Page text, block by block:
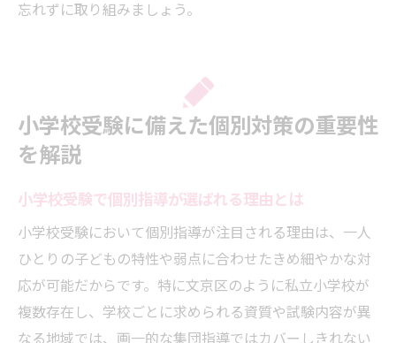
忘れずに取り組みましょう。
小学校受験に備えた個別対策の重要性
を解説
小学校受験で個別指導が選ばれる理由とは
小学校受験において個別指導が注目される理由は、一人
ひとりの子どもの特性や弱点に合わせたきめ細やかな対
応が可能だからです。特に文京区のように私立小学校が
複数存在し、学校ごとに求められる資質や試験内容が異
なる地域では、画一的な集団指導ではカバーしきれない